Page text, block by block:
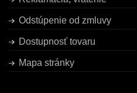
Odstúpenie od zmluvy
Dostupnosť tovaru
Mapa stránky